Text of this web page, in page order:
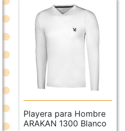
Playera para Hombre
ARAKAN 1300 Blanco